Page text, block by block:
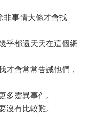
非事情大條才會找
乎都還天天在這個網
才會常常告誡他們，
多靈異事件。
沒有比較難。